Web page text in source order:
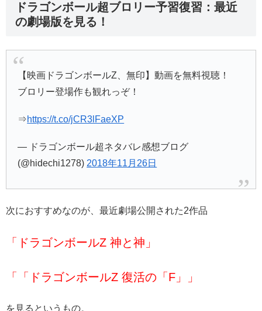
ドラゴンボール超ブロリー予習復習：最近
の劇場版を見る！
【映画ドラゴンボールZ、無印】動画を無料視聴！
ブロリー登場作も観れっぞ！
⇒https://t.co/jCR3lFaeXP
— ドラゴンボール超ネタバレ感想ブログ
(@hidechi1278) 2018年11月26日
次におすすめなのが、最近劇場公開された2作品
「ドラゴンボールZ 神と神」
「「ドラゴンボールZ 復活の「F」」
を見るというもの。